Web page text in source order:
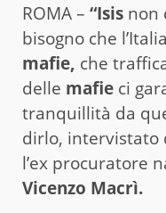
ROMA – “Isis non
bisogno che
mafie, che
delle mafie ci
tranquillità da
dirlo, intervistato
l’ex procuratore
Vicenzo Macrì.